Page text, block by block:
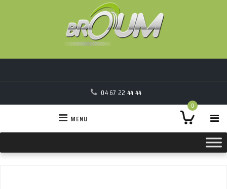
04 67 22 44 44
0
MENU